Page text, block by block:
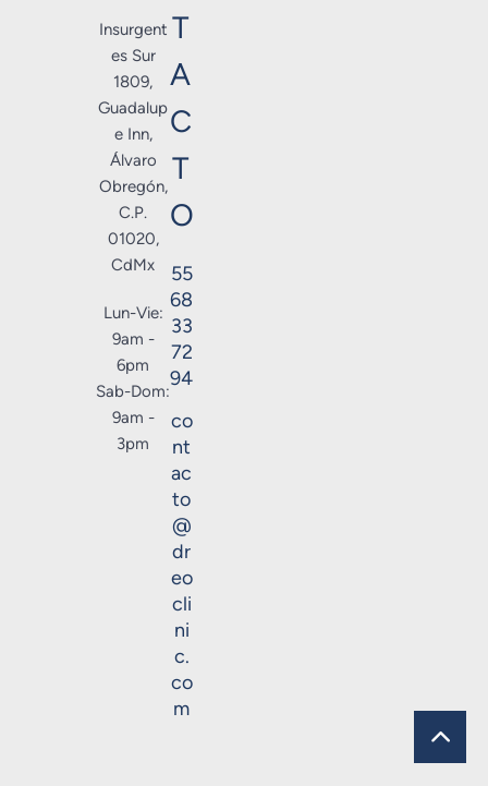
Insurgent
es Sur
1809,
Guadalup
e Inn,
Álvaro
Obregón,
C.P.
01020,
CdMx
Lun-Vie:
9am -
6pm
Sab-Dom:
9am -
3pm
T
A
C
T
O
55
68
33
72
94
co
nt
ac
to
@
dr
eo
cli
ni
c.
co
m